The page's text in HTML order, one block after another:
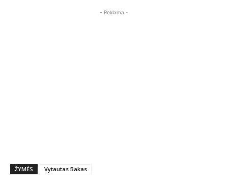
- Reklama -
ŽYMĖS Vytautas Bakas